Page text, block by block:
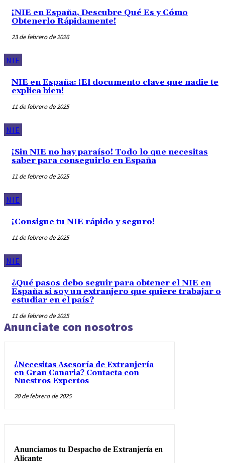
¡NIE en España, Descubre Qué Es y Cómo
Obtenerlo Rápidamente!
23 de febrero de 2026
NIE
NIE en España: ¡El documento clave que nadie te
explica bien!
11 de febrero de 2025
NIE
¡Sin NIE no hay paraíso! Todo lo que necesitas
saber para conseguirlo en España
11 de febrero de 2025
NIE
¡Consigue tu NIE rápido y seguro!
11 de febrero de 2025
NIE
¿Qué pasos debo seguir para obtener el NIE en
España si soy un extranjero que quiere trabajar o
estudiar en el país?
11 de febrero de 2025
Anunciate con nosotros
¿Necesitas Asesoría de Extranjería
en Gran Canaria? Contacta con
Nuestros Expertos
20 de febrero de 2025
Anunciamos tu Despacho de Extranjería en
Alicante